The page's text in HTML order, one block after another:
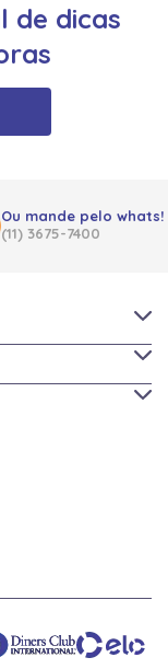
de dicas
Ou mande pelo whats!
(11) 3675-7400